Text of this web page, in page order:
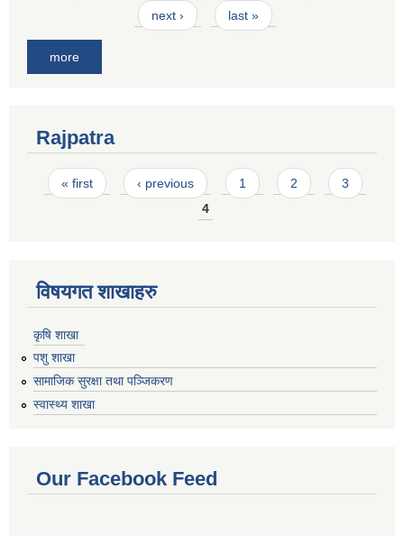
next › last »
more
Rajpatra
Pages
« first ‹ previous 1 2
3
4
विषयगत शाखाहरु
कृषि शाखा
पशु शाखा
सामाजिक सुरक्षा तथा पञ्जिकरण
स्वास्थ्य शाखा
Our Facebook Feed